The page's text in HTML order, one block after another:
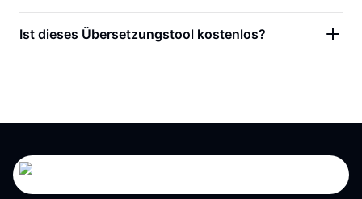
Ist dieses Übersetzungstool kostenlos?